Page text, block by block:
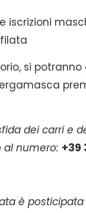
iscrizioni
si
dei carri e
al numero: +39
è